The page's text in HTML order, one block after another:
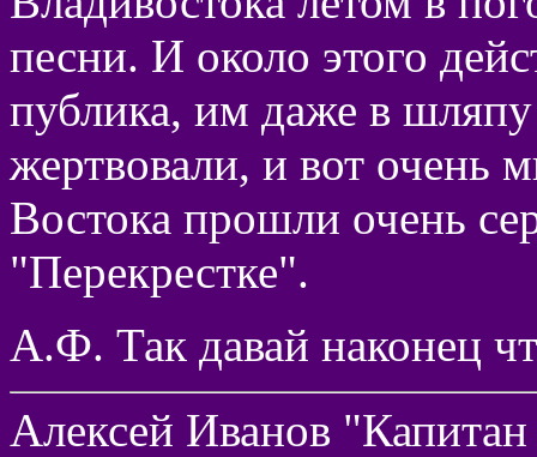
песни. И около этого
публика, им даже в
жертвовали, и вот очень
Востока прошли очень
"Перекрестке".
А.Ф. Так давай наконец
Алексей Иванов